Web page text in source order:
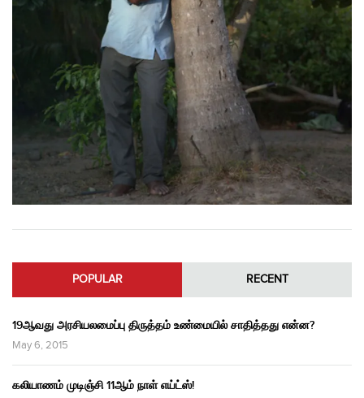
POPULAR RECENT
19ஆவது அரசியலமைப்பு திருத்தம் உண்மையில் சாதித்தது என்ன?
May 6, 2015
கலியாணம் முடிஞ்சி 11ஆம் நாள் எய்ட்ஸ்!